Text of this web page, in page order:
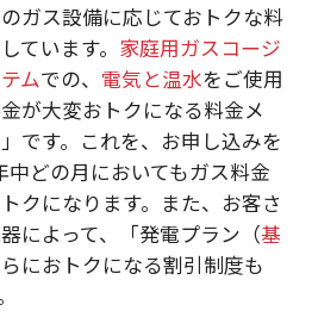
ガス設備に応じておトクな料
ています。 家庭用ガスコージ
ムでの、 電気と温水をご使用
が大変おトクになる料金メ
です。これを、お申し込みを
中どの月においてもガス料金
クになります。また、お客さ
によって、「発電プラン（基
におトクになる割引制度も